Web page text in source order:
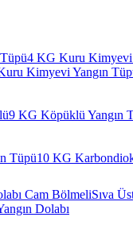
4 KG Kuru Kimyevi
Kimyevi Yangın
9 KG Köpüklü Yangın
Tüpü10 KG
Cam BölmeliSıva
Dolabı